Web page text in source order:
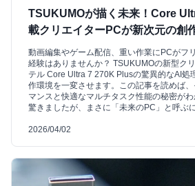
TSUKUMOが描く未来！Core
載クリエイターPCが新次元の創
動画編集やゲーム配信、重い作業にPCがフ
経験はありませんか？ TSUKUMOの新型ク
テル Core Ultra 7 270K Plusの驚異的なAI処
作環境を一変させます。この記事を読めば
マンスと快適なマルチタスク性能の秘密が
驚きましたが、まさに「未来のPC」と呼ぶ
2026/04/02